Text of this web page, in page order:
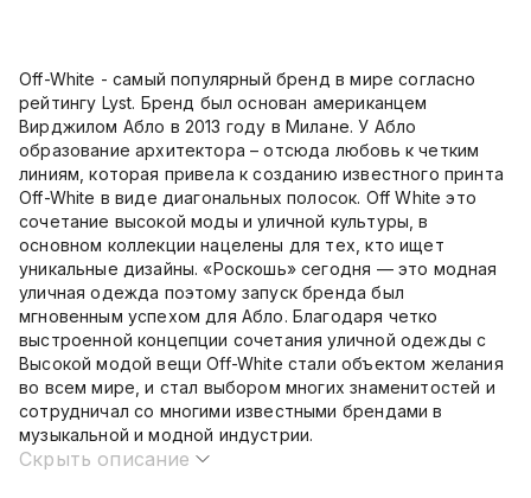
Off-White - самый популярный бренд в мире согласно
рейтингу Lyst. Бренд был основан американцем
Вирджилом Абло в 2013 году в Милане. У Абло
образование архитектора – отсюда любовь к четким
линиям, которая привела к созданию известного принта
Off-White в виде диагональных полосок. Off White это
сочетание высокой моды и уличной культуры, в
основном коллекции нацелены для тех, кто ищет
уникальные дизайны. «Роскошь» сегодня — это модная
уличная одежда поэтому запуск бренда был
мгновенным успехом для Абло. Благодаря четко
выстроенной концепции сочетания уличной одежды с
Высокой модой вещи Off-White стали объектом желания
во всем мире, и стал выбором многих знаменитостей и
сотрудничал со многими известными брендами в
музыкальной и модной индустрии.
Скрыть описание